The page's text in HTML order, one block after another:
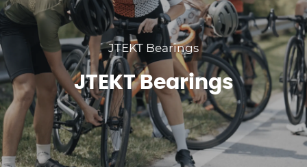
JTEKT Bearings
JTEKT Bearings